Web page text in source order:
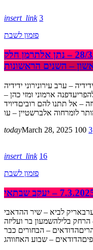
insert_link 3
פזמון לשבת
פזמון לשבת מס’ 174 – 28/3/2025 – נתן אלתרמן חלק
– השנים הראשונות
– ערב עירונירוני ידידיה
ארמוני ומזי כהן –
– אל תתנו להם רוביםדיויד
לומרחוה אלברשטיין – עו
todayMarch 28, 2025 100 3
insert_link 16
פזמון לשבת
לביא – שיר ההדאבי
הרחק בלילהשמעון בר ועליזה
– הבחורים כבר
– שבוע האחווהג